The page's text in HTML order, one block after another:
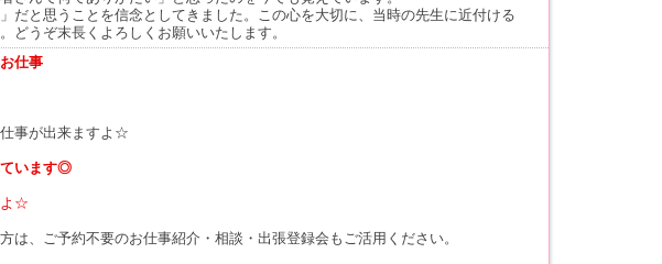
だと思うことを信念としてきました。この心を大切に、当時の先生に近付ける
どうぞ末長くよろしくお願いいたします。
仕事
事が出来ますよ☆
ています◎
よ☆
、ご予約不要のお仕事紹介・相談・出張登録会もご活用ください。